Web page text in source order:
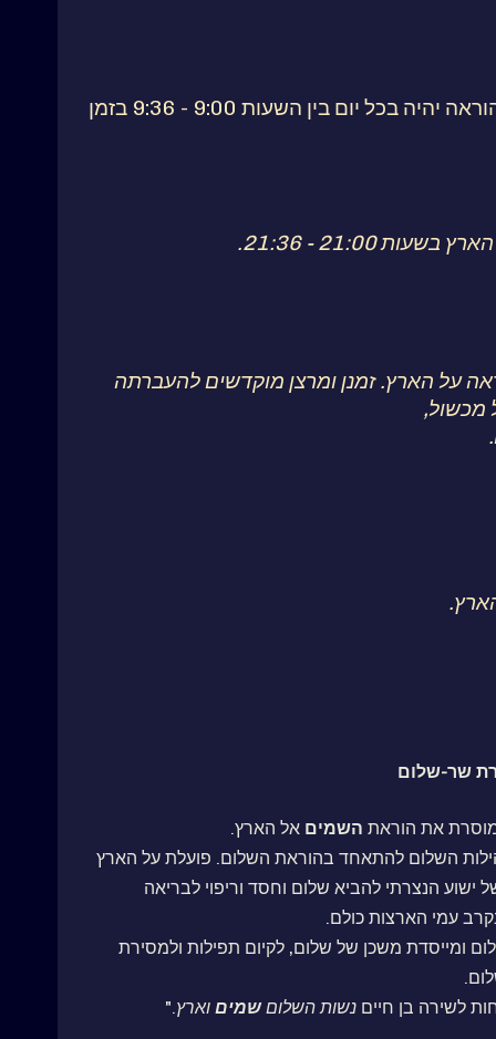
הזמן המוקדש להוראה יהיה בכל יום בין השעות 9:00 - 9:36 בזמן
21:00 - 21:36.
על הארץ. זמנן ומרצן מוקדשים להעברתה
מכשול,
שר-שלום
את הוראת השמים אל הארץ.
השלום להתאחד בהוראת השלום. פועלת על הארץ
ישוע הנצרתי להביא שלום וחסד וריפוי לבריאה
עמי הארצות כולם.
ומייסדת משכן של שלום, לקיום תפילות ולמסירת
לשירה בן חיים נשות השלוםשמים וארץ."